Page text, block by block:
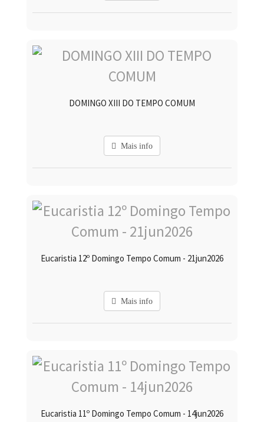
DOMINGO XIII DO TEMPO COMUM
Mais info
Eucaristia 12º Domingo Tempo Comum - 21jun2026
Mais info
Eucaristia 11º Domingo Tempo Comum - 14jun2026